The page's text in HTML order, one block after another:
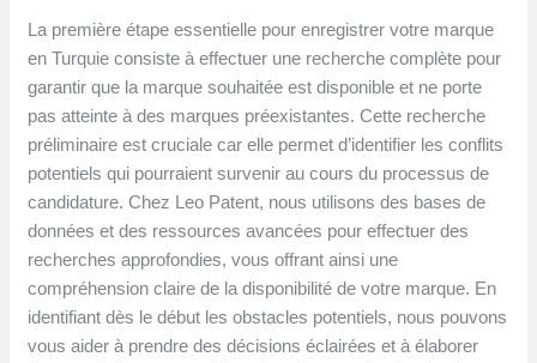
La première étape essentielle pour enregistrer votre marque
en Turquie consiste à effectuer une recherche complète pour
garantir que la marque souhaitée est disponible et ne porte
pas atteinte à des marques préexistantes. Cette recherche
préliminaire est cruciale car elle permet d’identifier les conflits
potentiels qui pourraient survenir au cours du processus de
candidature. Chez Leo Patent, nous utilisons des bases de
données et des ressources avancées pour effectuer des
recherches approfondies, vous offrant ainsi une
compréhension claire de la disponibilité de votre marque. En
identifiant dès le début les obstacles potentiels, nous pouvons
vous aider à prendre des décisions éclairées et à élaborer